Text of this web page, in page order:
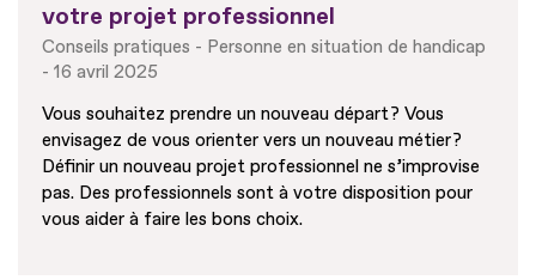
votre projet professionnel
Conseils pratiques
Personne en situation de handicap
16 avril 2025
Vous souhaitez prendre un nouveau départ ? Vous
envisagez de vous orienter vers un nouveau métier ?
Définir un nouveau projet professionnel ne s’improvise
pas. Des professionnels sont à votre disposition pour
vous aider à faire les bons choix.